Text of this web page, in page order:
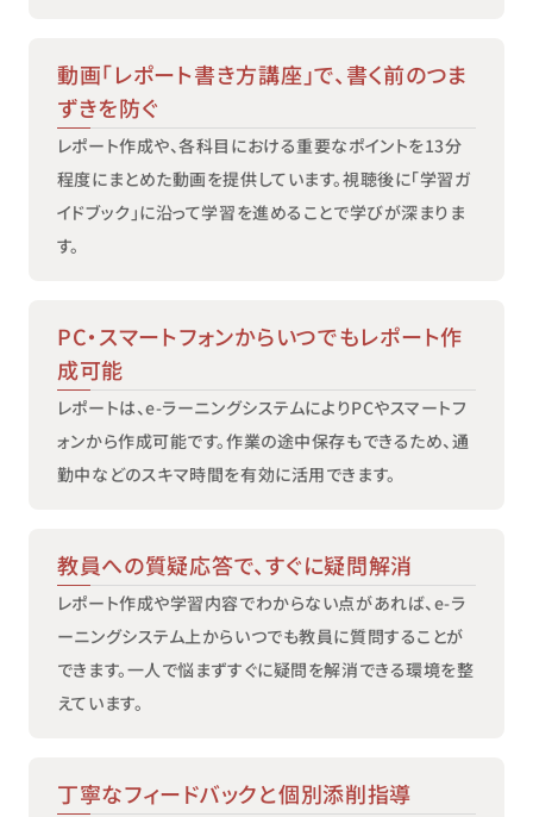
動画「レポート書き方講座」で、書く前のつま
ずきを防ぐ
レポート作成や、各科目における重要なポイントを13分
程度にまとめた動画を提供しています。視聴後に「学習ガ
イドブック」に沿って学習を進めることで学びが深まりま
す。
PC・スマートフォンからいつでもレポート作
成可能
レポートは、e-ラーニングシステムによりPCやスマートフ
ォンから作成可能です。作業の途中保存もできるため、通
勤中などのスキマ時間を有効に活用できます。
教員への質疑応答で、すぐに疑問解消
レポート作成や学習内容でわからない点があれば、e-ラ
ーニングシステム上からいつでも教員に質問することが
できます。一人で悩まずすぐに疑問を解消できる環境を整
えています。
丁寧なフィードバックと個別添削指導